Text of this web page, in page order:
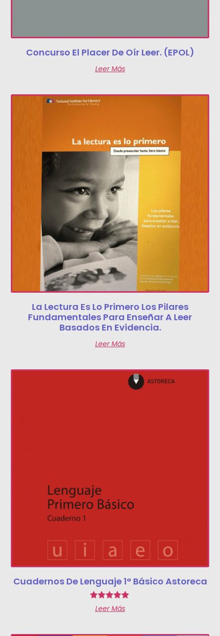
Concurso El Placer De Oír Leer. (EPOL)
Leer Más
La Lectura Es Lo Primero Los Pilares
Fundamentales Para Enseñar A Leer
Basados En Evidencia.
Leer Más
Cuadernos De Lenguaje 1° Básico Astoreca
Valorado
con
Leer Más